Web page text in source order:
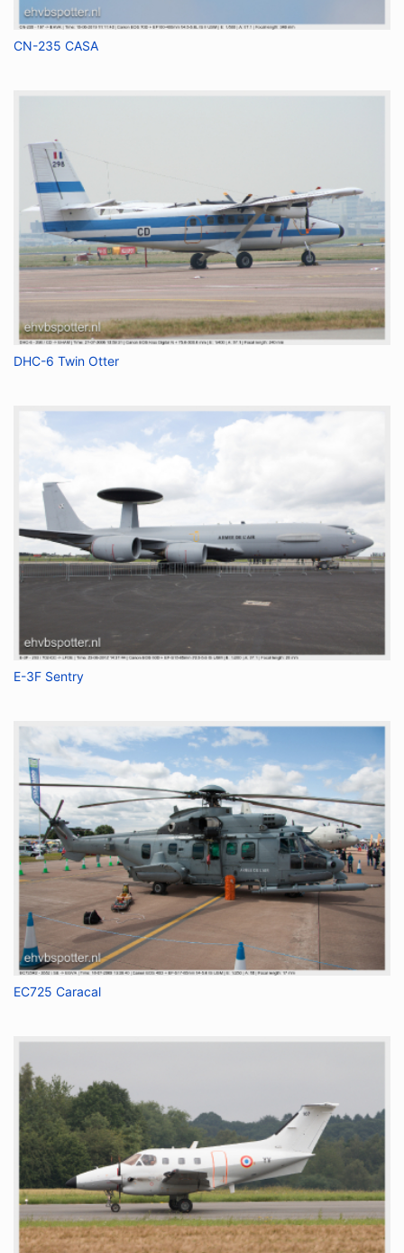
CN-235 CASA
DHC-6 Twin Otter
E-3F Sentry
EC725 Caracal